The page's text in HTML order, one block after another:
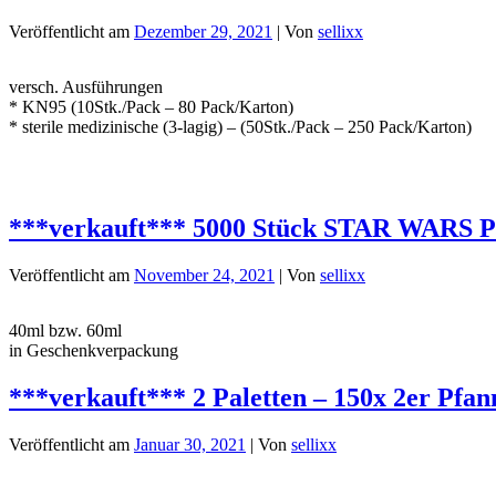
Veröffentlicht am Dezember 29, 2021 | Von sellixx
versch. Ausführungen
* KN95 (10Stk./Pack – 80 Pack/Karton)
* sterile medizinische (3-lagig) – (50Stk./Pack – 250 Pack/Karton)
***verkauft*** 5000 Stück STAR WARS
Veröffentlicht am November 24, 2021 | Von sellixx
40ml bzw. 60ml
in Geschenkverpackung
***verkauft*** 2 Paletten – 150x 2er
Veröffentlicht am Januar 30, 2021 | Von sellixx